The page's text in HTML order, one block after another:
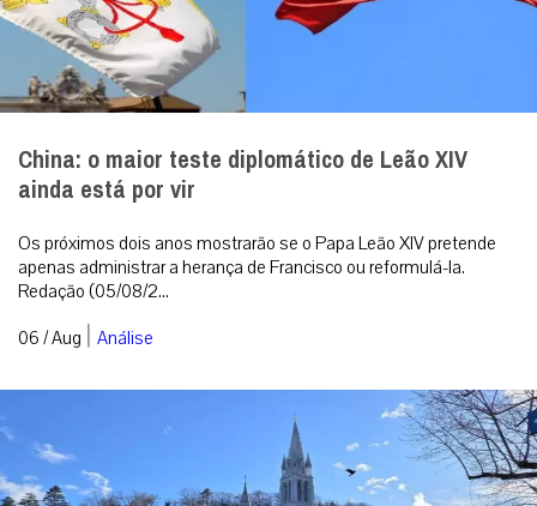
China: o maior teste diplomático de Leão XIV
ainda está por vir
Os próximos dois anos mostrarão se o Papa Leão XIV pretende
apenas administrar a herança de Francisco ou reformulá-la.
Redação (05/08/2...
06 / Aug | Análise